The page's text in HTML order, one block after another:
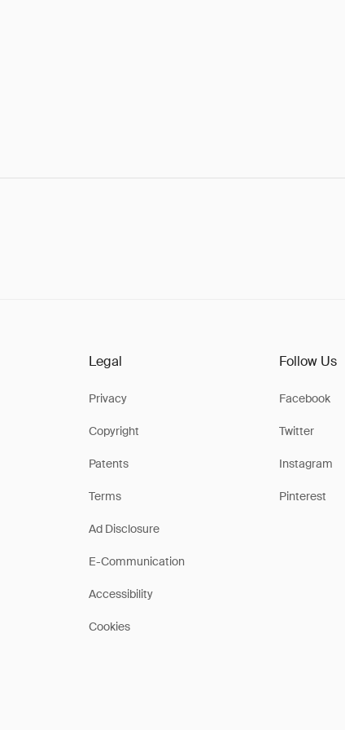
Legal
Privacy
Copyright
Patents
Terms
Ad Disclosure
E-Communication
Accessibility
Cookies
Follow Us
Facebook
Twitter
Instagram
Pinterest